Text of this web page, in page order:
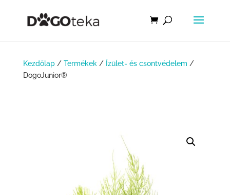
Kezdőlap/ Termékek / Ízület- és csontvédelem /
DogoJunior®